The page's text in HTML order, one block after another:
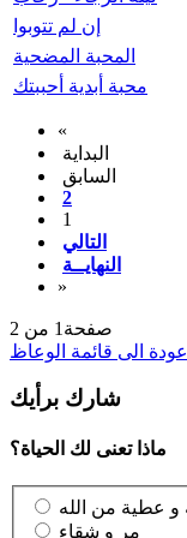
إن لم تتوبوا
المحبة المضحية
محبة أبدية أحببتك
«
البداية
السابق
2
1
التالي
النهايــة
»
صفحة1 من 2
عودة الى قائمة الوعاظ
شارك برأيك
ماذا تعنى لك الحياة؟